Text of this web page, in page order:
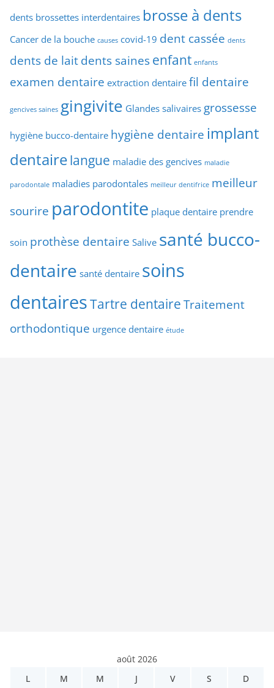
dents brossettes interdentaires brosse à dents
Cancer de la bouche causes covid-19 dent cassée dents
dents de lait dents saines enfant enfants
examen dentaire extraction dentaire fil dentaire
gencives saines gingivite Glandes salivaires grossesse
hygiène bucco-dentaire hygiène dentaire implant
dentairelangue maladie des gencives maladie
parodontale maladies parodontales meilleur dentifrice meilleur
sourire parodontite plaque dentaire prendre
soin prothèse dentaire Salive santé bucco-
dentaire santé dentaire soins
dentairesTartre dentaire Traitement
orthodontique urgence dentaire étude
août 2026
L
M M J V S D